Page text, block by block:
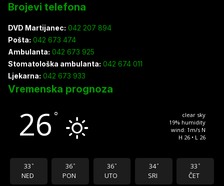
Brojevi telefona
DVD Martijanec: 042 207 894
Pošta: 042 673 474
Ambulanta: 042 673 925
Stomatološka ambulanta: 042 674 011
Ljekarna: 042 673 933
Vremenska prognoza
26 °
clear sky
19% humidity
wind: 1m/s N
H 26 • L 26
33 °
NED
36 °
PON
36 °
UTO
34 °
SRI
33 °
ČET